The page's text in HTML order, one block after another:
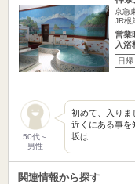
京急
JR根
営業
入浴
日帰
50代～
男性
初めて、入りま
近くにある事を
坂は…
関連情報から探す